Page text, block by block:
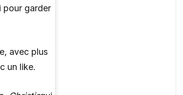
pour garder
avec plus
un like.